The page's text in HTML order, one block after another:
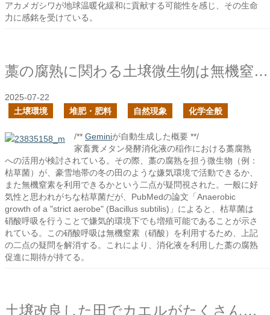
アカメガシワが地球温暖化緩和に貢献する可能性を感じ、その生命
力に感銘を受けている。
藁の腐熟に関わる土壌微生物は無機窒素を利用できるか？
2025-07-22
土壌環境
堆肥・肥料 自然現象 化学全般
/** Geminiが自動生成した概要 **/
家畜糞メタン発酵消化液の稲作における藁腐熟
への活用が検討されている。その際、藁の腐熟を担う微生物（例：
枯草菌）が、豪雪地帯の冬の田のような嫌気環境で活動できるか、
また無機窒素を利用できるかという二点が疑問視された。一般に好
気性と思われがちな枯草菌だが、PubMedの論文「Anaerobic
growth of a "strict aerobe" (Bacillus subtilis)」によると、枯草菌は
硝酸呼吸を行うことで嫌気的環境下でも増殖可能であることが示さ
れている。この硝酸呼吸は無機窒素（硝酸）を利用するため、上記
の二点の疑問を解消する。これにより、消化液を利用した藁の腐熟
促進に期待が持てる。
土壌改良した田でカエルがたくさん泳いでいる